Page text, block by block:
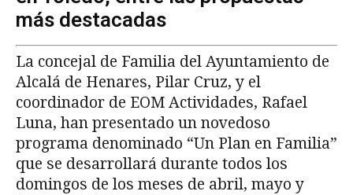
más destacadas
La concejal de Familia del Ayuntamiento de
Alcalá de Henares, Pilar Cruz, y el
coordinador de EOM Actividades, Rafael
Luna, han presentado un novedoso
programa denominado “Un Plan en Familia”
que se desarrollará durante todos los
domingos de los meses de abril, mayo y